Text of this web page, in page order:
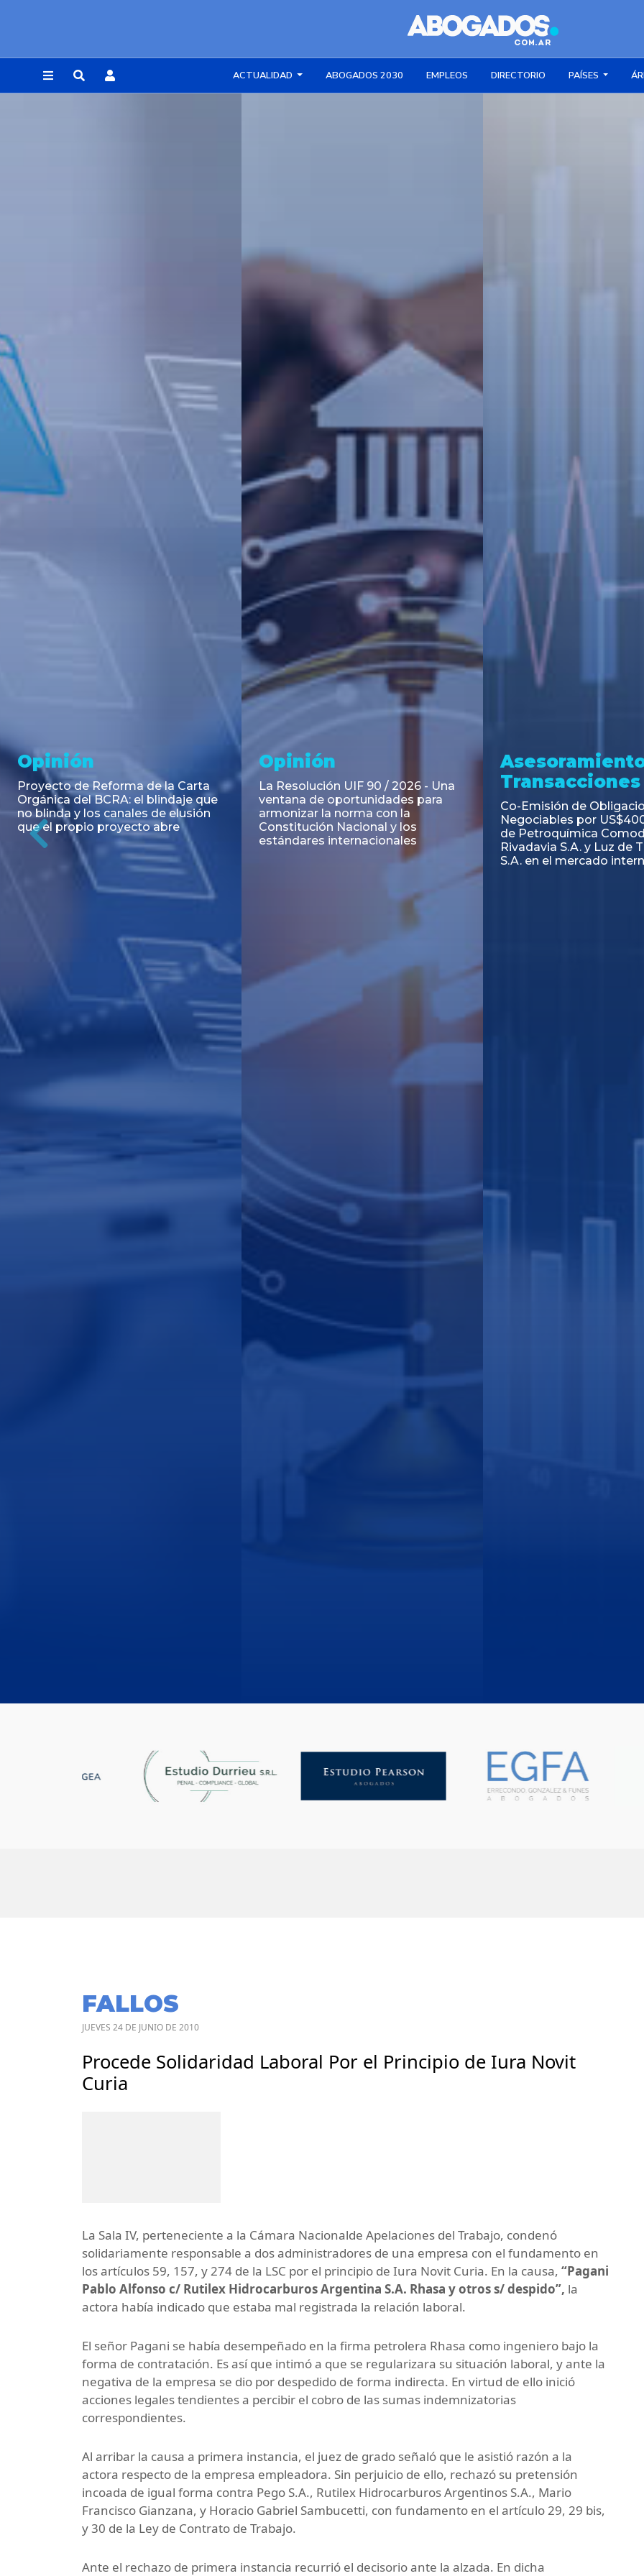
ACTUALIDAD ABOGADOS 2030 EMPLEOS DIRECTORIO PAÍSES
Noticia
RESOLUCIÓN 271/2026 de la
SECRETARIA DE COORDINACIÓN
DE PRODUCCIÓN: Actualización y
unificación de las advertencias
obligatorias en la publicidad de
juegos y apuestas en...
Asesoramiento y
Transacciones
Emisión de Obligaciones
Negociables Clase E de Central
Puerto S.A. por un Valor Nominal
de U$S 98.897.303
Transacciones
PAGBAM asesoró a
autorización para la
de los Certificados de
del Fideicomiso
Inmobiliario "Espacio
Previous
FALLOS
JUEVES 24 DE JUNIO DE 2010
Procede Solidaridad Laboral Por el Principio de Iura Novit
Curia
La Sala IV, perteneciente a la Cámara Nacionalde Apelaciones del Trabajo, condenó
solidariamente responsable a dos administradores de una empresa con el fundamento en
los artículos 59, 157, y 274 de la LSC por el principio de Iura Novit Curia. En la causa, “Pagani
Pablo Alfonso c/ Rutilex Hidrocarburos Argentina S.A. Rhasa y otros s/ despido”, la
actora había indicado que estaba mal registrada la relación laboral.
El señor Pagani se había desempeñado en la firma petrolera Rhasa como ingeniero bajo la
forma de contratación. Es así que intimó a que se regularizara su situación laboral, y ante la
negativa de la empresa se dio por despedido de forma indirecta. En virtud de ello inició
acciones legales tendientes a percibir el cobro de las sumas indemnizatorias
correspondientes.
Al arribar la causa a primera instancia, el juez de grado señaló que le asistió razón a la
actora respecto de la empresa empleadora. Sin perjuicio de ello, rechazó su pretensión
incoada de igual forma contra Pego S.A., Rutilex Hidrocarburos Argentinos S.A., Mario
Francisco Gianzana, y Horacio Gabriel Sambucetti, con fundamento en el artículo 29, 29 bis,
y 30 de la Ley de Contrato de Trabajo.
Ante el rechazo de primera instancia recurrió el decisorio ante la alzada. En dicha